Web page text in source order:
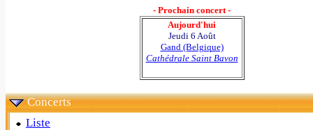
- Prochain concert -
Aujourd'hui
Jeudi 6 Août
Gand (Belgique)
Cathédrale Saint Bavon
Concerts
Liste